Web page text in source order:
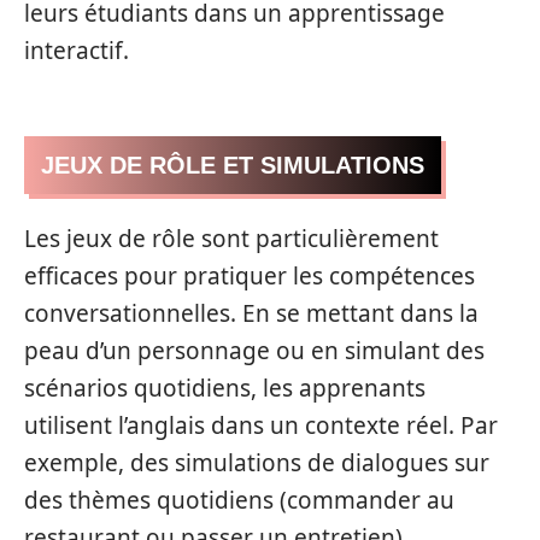
leurs étudiants dans un apprentissage
interactif.
JEUX DE RÔLE ET SIMULATIONS
Les jeux de rôle sont particulièrement
efficaces pour pratiquer les compétences
conversationnelles. En se mettant dans la
peau d’un personnage ou en simulant des
scénarios quotidiens, les apprenants
utilisent l’anglais dans un contexte réel. Par
exemple, des simulations de dialogues sur
des thèmes quotidiens (commander au